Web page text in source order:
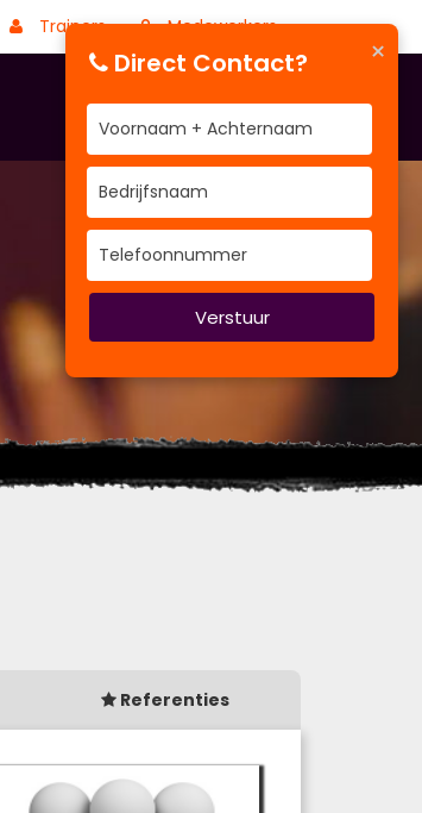
Trainers Medewerkers
Referenties
×
Direct Contact?
Verstuur